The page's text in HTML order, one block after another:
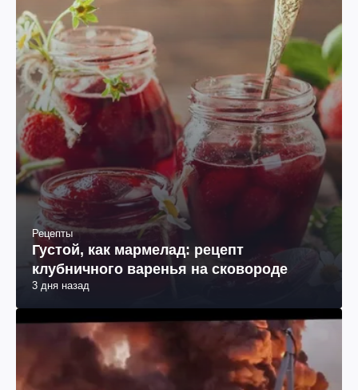
Рецепты
Густой, как мармелад: рецепт
клубничного варенья на сковороде
3 дня назад